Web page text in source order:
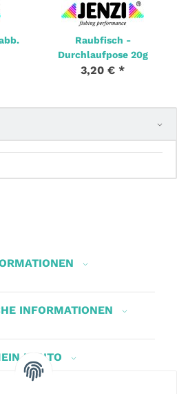
Raubfisch -
Durchlaufpose 20g
3,20 € *
INFORMATIONEN
KONTO